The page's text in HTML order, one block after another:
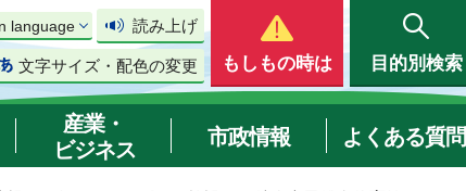
language 読み上げ
文字サイズ・配色の変更 もしもの時は 目的別検索
産業・
ビジネス
市政情報 よくある質問